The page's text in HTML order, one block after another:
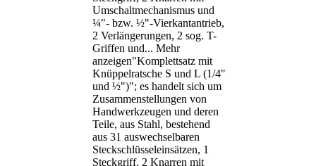
Umschaltmechanismus und
¼"- bzw. ½"-Vierkantantrieb,
2 Verlängerungen, 2 sog. T-
Griffen und... Mehr
anzeigen"Komplettsatz mit
Knüppelratsche S und L (1/4"
und ½")"; es handelt sich um
Zusammenstellungen von
Handwerkzeugen und deren
Teile, aus Stahl, bestehend
aus 31 auswechselbaren
Steckschlüsseleinsätzen, 1
Steckgriff, 2 Knarren mit